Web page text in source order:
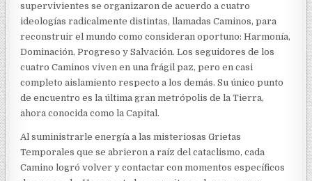
supervivientes se organizaron de acuerdo a cuatro
ideologías radicalmente distintas, llamadas Caminos, para
reconstruir el mundo como consideran oportuno: Harmonía,
Dominación, Progreso y Salvación. Los seguidores de los
cuatro Caminos viven en una frágil paz, pero en casi
completo aislamiento respecto a los demás. Su único punto
de encuentro es la última gran metrópolis de la Tierra,
ahora conocida como la Capital.
Al suministrarle energía a las misteriosas Grietas
Temporales que se abrieron a raíz del cataclismo, cada
Camino logró volver y contactar con momentos específicos